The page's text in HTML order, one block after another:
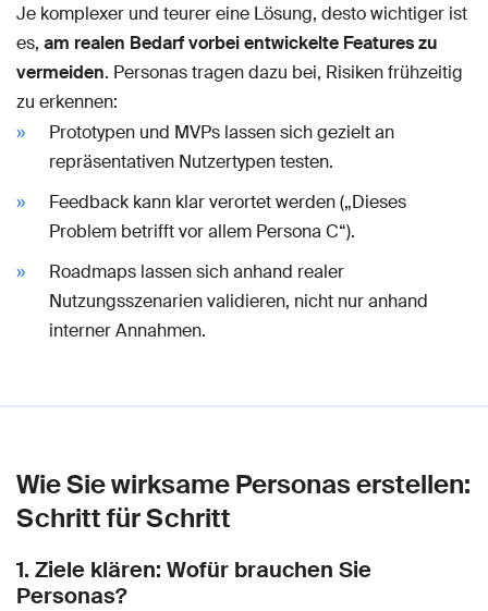
Je komplexer und teurer eine Lösung, desto wichtiger ist
es, am realen Bedarf vorbei entwickelte Features zu
vermeiden. Personas tragen dazu bei, Risiken frühzeitig
zu erkennen:
Prototypen und MVPs lassen sich gezielt an
repräsentativen Nutzertypen testen.
Feedback kann klar verortet werden („Dieses
Problem betrifft vor allem Persona C“).
Roadmaps lassen sich anhand realer
Nutzungsszenarien validieren, nicht nur anhand
interner Annahmen.
Wie Sie wirksame Personas erstellen:
Schritt für Schritt
1. Ziele klären: Wofür brauchen Sie
Personas?